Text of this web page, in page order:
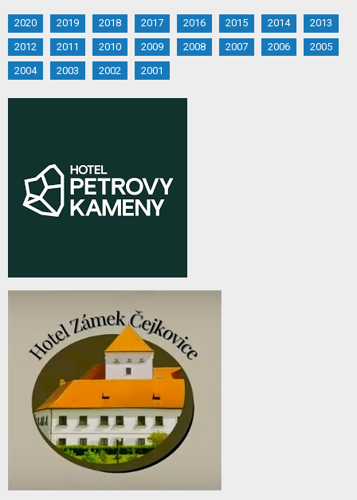
2020 2019 2018 2017 2016 2015 2014
2013
2012
2011 2010 2009 2008 2007 2006
2005
2004
2003 2002 2001